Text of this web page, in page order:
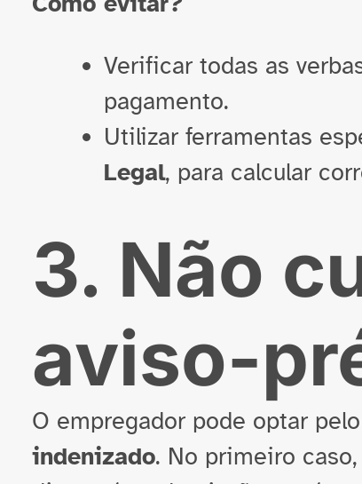
Verificar todas as
pagamento.
Utilizar ferramentas
Legal, para calcular
3. Não
aviso-
O empregador pode optar pelo
indenizado. No primeiro